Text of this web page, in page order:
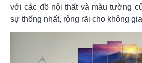
với các đồ nội thất và màu tường
sự thống nhất, rộng rãi cho không